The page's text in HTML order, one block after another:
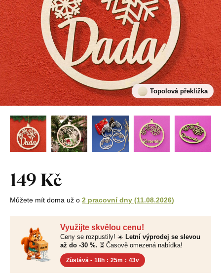
Topolová překližka
Využijte skvělou cenu!
Ceny se rozpustily! ☀️ Letní výprodej se slevou
až do -30 %. ⏳ Časově omezená nabídka!
Zůstává - 18h : 25m : 42v
149 Kč
Můžete mít doma už o 2 pracovní dny (11.08.2026)